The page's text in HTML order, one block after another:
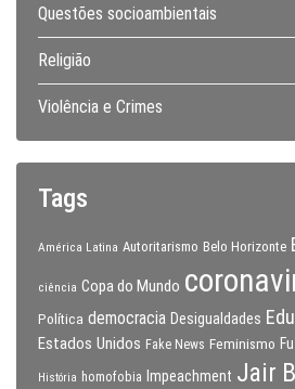
Questões socioambientais
Religião
Violência e Crimes
Tags
América Latina Autoritarismo Belo Horizonte
ciência Copa do Mundo
Política democracia Desigualdades
Estados Unidos Fake News Feminismo
História homofobia Impeachment Jair